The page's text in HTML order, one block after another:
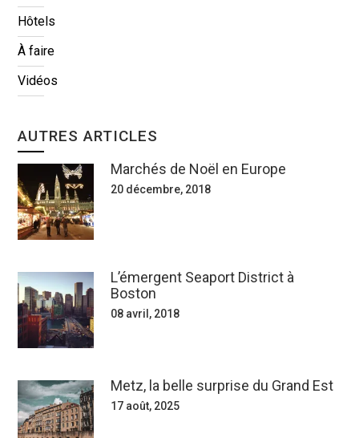
Hôtels
À faire
Vidéos
AUTRES ARTICLES
Marchés de Noël en Europe
20 décembre, 2018
L’émergent Seaport District à
Boston
08 avril, 2018
Metz, la belle surprise du Grand Est
17 août, 2025